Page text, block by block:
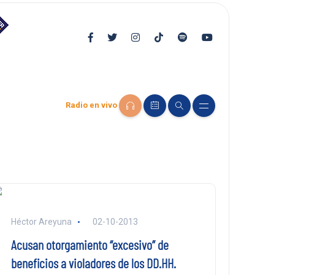
Radio en vivo
Héctor Areyuna 02-10-2013
Acusan otorgamiento “excesivo” de
beneficios a violadores de los DD.HH.